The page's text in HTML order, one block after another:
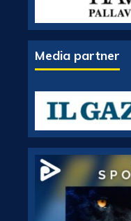
Media partner